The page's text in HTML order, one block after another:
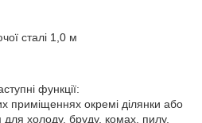
сталі 1,0 м
функції:
приміщеннях окремі ділянки або
холоду, бруду, комах, пилу,